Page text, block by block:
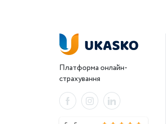
Платформа онлайн-
страхування